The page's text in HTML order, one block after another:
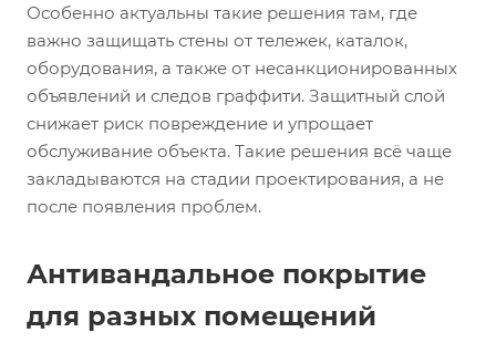
Особенно актуальны такие решения там, где
важно защищать стены от тележек, каталок,
оборудования, а также от несанкционированных
объявлений и следов граффити. Защитный слой
снижает риск повреждение и упрощает
обслуживание объекта. Такие решения всё чаще
закладываются на стадии проектирования, а не
после появления проблем.
Антивандальное покрытие
для разных помещений